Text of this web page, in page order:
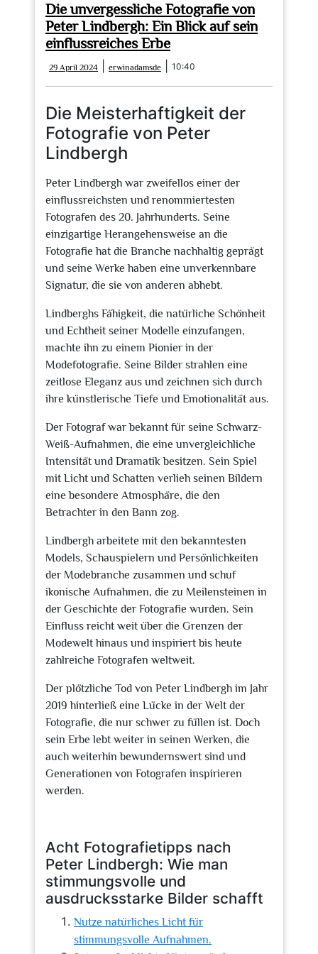
Die unvergessliche Fotografie von
Peter Lindbergh: Ein Blick auf sein
einflussreiches Erbe
29 April 2024
April
2024
erwinadamsde erwinadamsde
10:40
Die Meisterhaftigkeit der
Fotografie von Peter
Lindbergh
Peter Lindbergh war zweifellos einer der
einflussreichsten und renommiertesten
Fotografen des 20. Jahrhunderts. Seine
einzigartige Herangehensweise an die
Fotografie hat die Branche nachhaltig geprägt
und seine Werke haben eine unverkennbare
Signatur, die sie von anderen abhebt.
Lindberghs Fähigkeit, die natürliche Schönheit
und Echtheit seiner Modelle einzufangen,
machte ihn zu einem Pionier in der
Modefotografie. Seine Bilder strahlen eine
zeitlose Eleganz aus und zeichnen sich durch
ihre künstlerische Tiefe und Emotionalität aus.
Der Fotograf war bekannt für seine Schwarz-
Weiß-Aufnahmen, die eine unvergleichliche
Intensität und Dramatik besitzen. Sein Spiel
mit Licht und Schatten verlieh seinen Bildern
eine besondere Atmosphäre, die den
Betrachter in den Bann zog.
Lindbergh arbeitete mit den bekanntesten
Models, Schauspielern und Persönlichkeiten
der Modebranche zusammen und schuf
ikonische Aufnahmen, die zu Meilensteinen in
der Geschichte der Fotografie wurden. Sein
Einfluss reicht weit über die Grenzen der
Modewelt hinaus und inspiriert bis heute
zahlreiche Fotografen weltweit.
Der plötzliche Tod von Peter Lindbergh im Jahr
2019 hinterließ eine Lücke in der Welt der
Fotografie, die nur schwer zu füllen ist. Doch
sein Erbe lebt weiter in seinen Werken, die
auch weiterhin bewundernswert sind und
Generationen von Fotografen inspirieren
werden.
Acht Fotografietipps nach
Peter Lindbergh: Wie man
stimmungsvolle und
ausdrucksstarke Bilder schafft
Nutze natürliches Licht für
stimmungsvolle Aufnahmen.